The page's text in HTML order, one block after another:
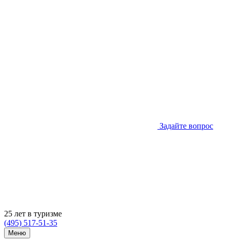
Задайте вопрос
25 лет в туризме
(495) 517-51-35
Меню